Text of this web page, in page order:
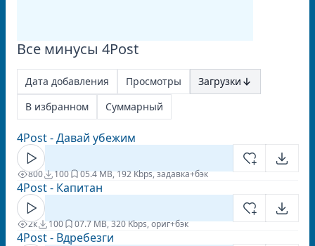
Все минусы 4Post
Дата добавления Просмотры
Загрузки
В избранном
Суммарный
4Post - Давай убежим
800 100 05.4 MB, 192 Kbps, задавка+бэк
4Post - Капитан
2к 100 07.7 MB, 320 Kbps, ориг+бэк
4Post - Вдребезги